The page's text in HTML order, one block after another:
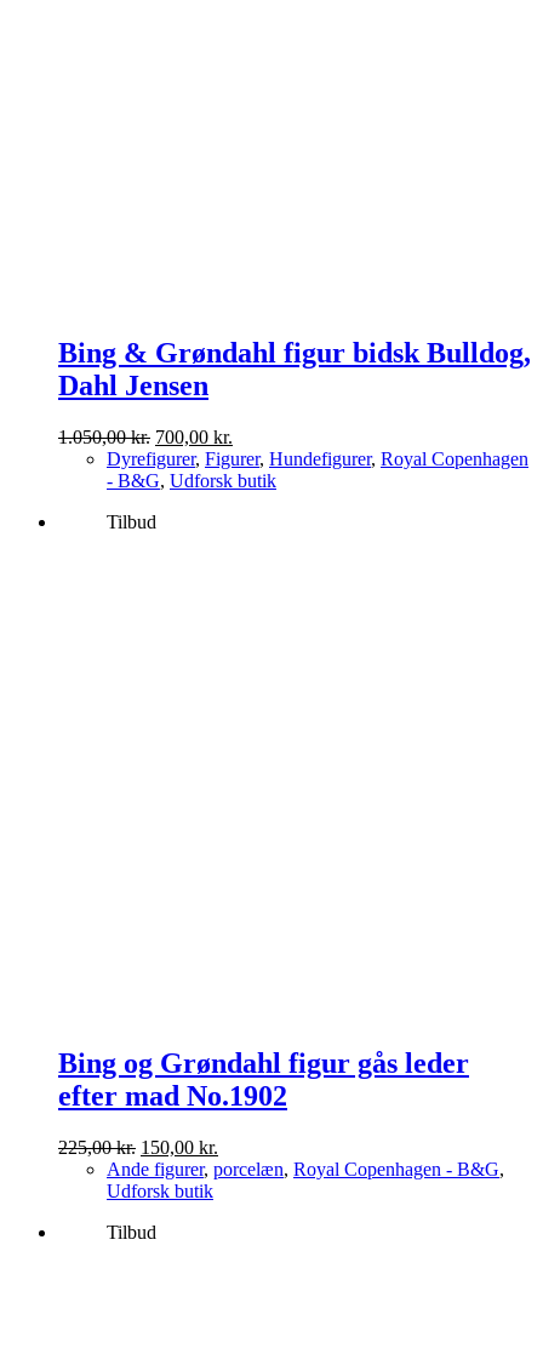
Bing & Grøndahl figur bidsk Bulldog,
Dahl Jensen
1.050,00kr. Den
oprindelige
pris
1.050,00 kr..
700,00 kr.
aktuelle
pris
Dyrefigurer, Figurer, Hundefigurer, Royal Copenhagen
- B&G, Udforsk butik
Tilbud
Bing og Grøndahl figur gås leder
efter mad No.1902
225,00kr. Den
oprindelige
pris
225,00 kr..
150,00 kr.
aktuelle
Ande figurer, porcelæn, Royal Copenhagen - B&G,
Udforsk butik
Tilbud